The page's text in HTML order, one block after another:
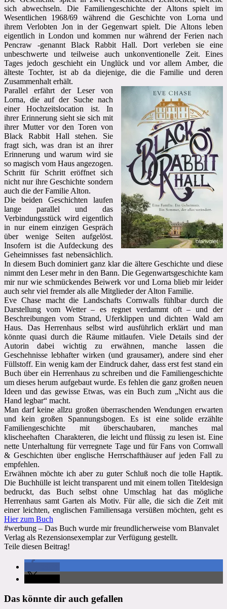
sich abwechseln. Die Familiengeschichte der Altons spielt im
Wesentlichen 1968/69 während die Geschichte von Lorna und
ihrem Verlobten Jon in der Gegenwart spielt. Die Altons leben
eigentlich in London und kommen nur während der Ferien nach
Pencraw -genannt Black Rabbit Hall. Dort verleben sie eine
unbeschwerte und teilweise auch unkonventionelle Zeit. Eines
Tages jedoch geschieht ein Unglück und vor allem Amber, die
älteste Tochter, ist ab da diejenige, die die Familie und deren
Zusammenhalt erhält.
Parallel erfährt der Leser von
Lorna, die auf der Suche nach
einer Hochzeitslocation ist. In
ihrer Erinnerung sieht sie sich mit
ihrer Mutter vor den Toren von
Black Rabbit Hall stehen. Sie
fragt sich, was dran ist an ihrer
Erinnerung und warum wird sie
so magisch vom Haus angezogen.
Schritt für Schritt eröffnet sich
nicht nur ihre Geschichte sondern
auch die der Familie Alton.
Die beiden Geschichten laufen
lange parallel und das
Verbindungsstück wird eigentlich
in nur einem einzigen Gespräch
über wenige Seiten aufgelöst.
Insofern ist die Aufdeckung des
Geheimnisses fast nebensächlich.
In diesem Buch dominiert ganz klar die ältere Geschichte und diese
nimmt den Leser mehr in den Bann. Die Gegenwartsgeschichte kam
mir nur wie schmückendes Beiwerk vor und Lorna blieb mir leider
auch sehr viel fremder als alle Mitglieder der Alton Familie.
Eve Chase macht die Landschafts Cornwalls fühlbar durch die
Darstellung vom Wetter – es regnet verdammt oft – und der
Beschreibungen vom Strand, Uferklippen und dichten Wald am
Haus. Das Herrenhaus selbst wird ausführlich erklärt und man
könnte quasi durch die Räume mitlaufen. Viele Details sind der
Autorin dabei wichtig zu erwähnen, manche lassen die
Geschehnisse lebhafter wirken (und grausamer), andere sind eher
Füllstoff. Ein wenig kam der Eindruck daher, dass erst fest stand ein
Buch über ein Herrenhaus zu schreiben und die Familiengeschichte
um dieses herum aufgebaut wurde. Es fehlen die ganz großen neuen
Ideen und das gewisse Etwas, was ein Buch zum „Nicht aus die
Hand legbar“ macht.
Man darf keine allzu großen überraschenden Wendungen erwarten
und kein großen Spannungsbogen. Es ist eine solide erzählte
Familiengeschichte mit überschaubaren, manches mal
klischeehaften Charakteren, die leicht und flüssig zu lesen ist. Eine
nette Unterhaltung für verregnete Tage und für Fans von Cornwall
& Geschichten über englische Herrschafthäuser auf jeden Fall zu
empfehlen.
Erwähnen möchte ich aber zu guter Schluß noch die tolle Haptik.
Die Buchhülle ist leicht transparent und mit einem tollen Titeldesign
bedruckt, das Buch selbst ohne Umschlag hat das mögliche
Herrenhaus samt Garten als Motiv. Für alle, die sich die Zeit mit
einer leichten, englischen Familiensaga versüßen möchten, geht es
Hier zum Buch
#werbung – Das Buch wurde mir freundlicherweise vom Blanvalet
Verlag als Rezensionsexemplar zur Verfügung gestellt.
Teile diesen Beitrag!
Das könnte dir auch gefallen